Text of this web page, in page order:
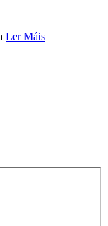
Ler Máis